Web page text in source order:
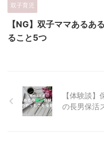
双子育児
【NG】双子ママあるあ
ること5つ
【体験談
の長男保活